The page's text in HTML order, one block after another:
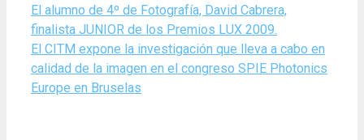
El alumno de 4º de Fotografía, David Cabrera,
finalista JUNIOR de los Premios LUX 2009.
El CITM expone la investigación que lleva a cabo en
calidad de la imagen en el congreso SPIE Photonics
Europe en Bruselas